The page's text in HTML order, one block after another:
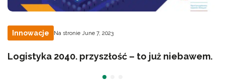
Innowacje Na stronie June 7, 2023
Logistyka 2040. przyszłość – to już niebawem.